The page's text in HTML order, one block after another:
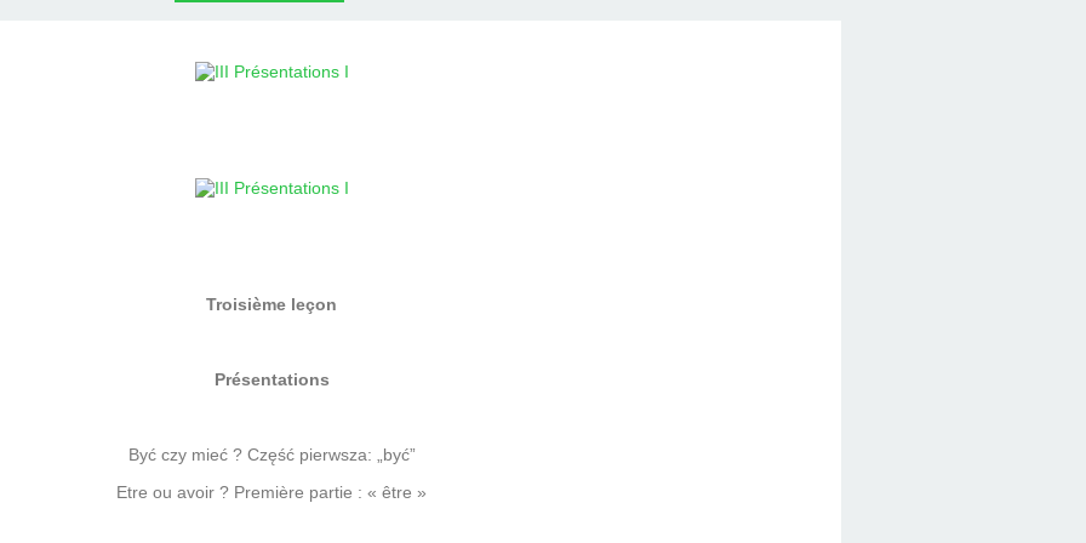
Troisième leçon
Présentations
Być czy mieć ? Część pierwsza: „być”
Etre ou avoir ? Première partie : « être »